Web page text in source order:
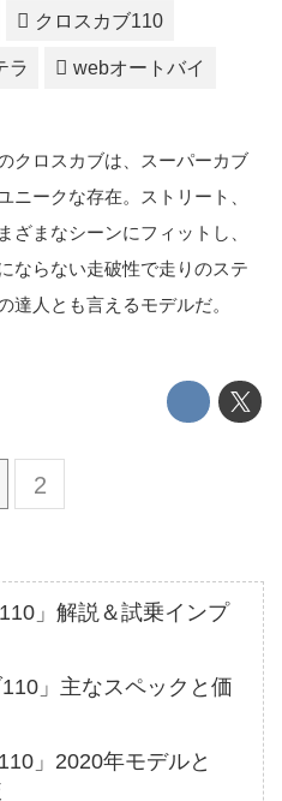
クロスカブ110
ラ webオートバイ
クロスカブは、スーパーカブ
ニークな存在。ストリート、
ざまなシーンにフィットし、
ならない走破性で走りのステ
達人とも言えるモデルだ。
2
」解説＆試乗インプ
」主なスペックと価
」2020年モデルと